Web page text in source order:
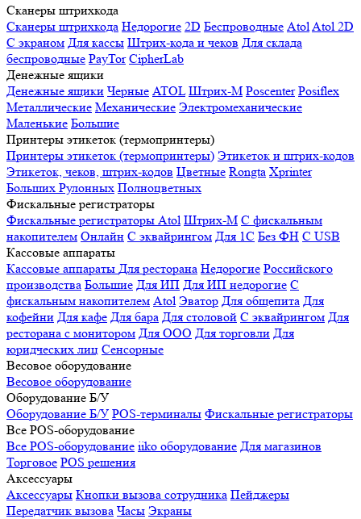
Сканеры штрихкода
Сканеры штрихкода Недорогие 2D Беспроводные AtolAtol 2D
С экраном Для кассы Штрих-кода и чеков Для склада
беспроводные PayTor CipherLab
Денежные ящики
Денежные ящики Черные ATOL Штрих-М Poscenter Posiflex
Металлические Механические Электромеханические
Маленькие Большие
Принтеры этикеток (термопринтеры)
Принтеры этикеток (термопринтеры) Этикеток и штрих-кодов
Этикеток, чеков, штрих-кодов Цветные Rongta Xprinter
Больших Рулонных Полноцветных
Фискальные регистраторы
Фискальные регистраторы Atol Штрих-М С фискальным
накопителем Онлайн С эквайрингом Для 1С Без ФН С USB
Кассовые аппараты
Кассовые аппараты Для ресторана Недорогие Российского
производства Большие Для ИП Для ИП недорогие С
фискальным накопителем Atol Эватор Для общепита Для
кофейни Для кафе Для бара Для столовой С эквайрингом Для
ресторана с монитором Для ООО Для торговли Для
юридческих лиц Сенсорные
Весовое оборудование
Весовое оборудование
Оборудование Б/У
Оборудование Б/У POS-терминалы Фискальные регистраторы
Все POS-оборудование
Все POS-оборудование iiko оборудование Для магазинов
Торговое POS решения
Аксессуары
Аксессуары Кнопки вызова сотрудника Пейджеры
Передатчик вызова Часы Экраны